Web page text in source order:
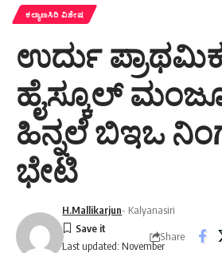
ಕಲ್ಯಾಣಸಿರಿ ವಿಶೇಷ
ಉರ್ದು
ಹೈಸ್ಕೂಲ್
ಹಿನ್ನಲೆ ಬಿಇಒ
ಭೇಟಿ
Last updated: November
H.Mallikarjun- Kalyanasiri
Share